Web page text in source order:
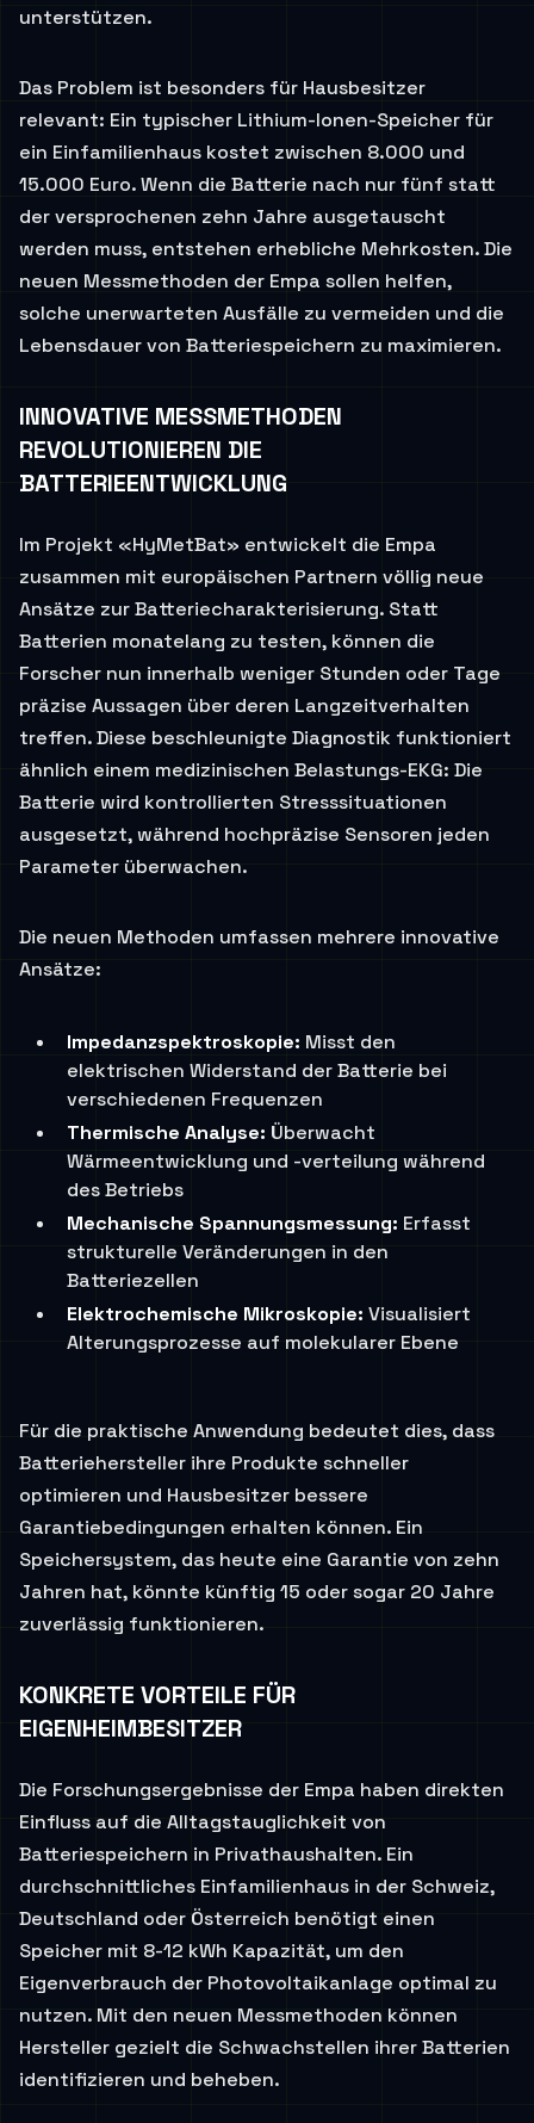
unterstützen.
Das Problem ist besonders für Hausbesitzer
relevant: Ein typischer Lithium-Ionen-Speicher für
ein Einfamilienhaus kostet zwischen 8.000 und
15.000 Euro. Wenn die Batterie nach nur fünf statt
der versprochenen zehn Jahre ausgetauscht
werden muss, entstehen erhebliche Mehrkosten. Die
neuen Messmethoden der Empa sollen helfen,
solche unerwarteten Ausfälle zu vermeiden und die
Lebensdauer von Batteriespeichern zu maximieren.
INNOVATIVE MESSMETHODEN
REVOLUTIONIEREN DIE
BATTERIEENTWICKLUNG
Im Projekt «HyMetBat» entwickelt die Empa
zusammen mit europäischen Partnern völlig neue
Ansätze zur Batteriecharakterisierung. Statt
Batterien monatelang zu testen, können die
Forscher nun innerhalb weniger Stunden oder Tage
präzise Aussagen über deren Langzeitverhalten
treffen. Diese beschleunigte Diagnostik funktioniert
ähnlich einem medizinischen Belastungs-EKG: Die
Batterie wird kontrollierten Stresssituationen
ausgesetzt, während hochpräzise Sensoren jeden
Parameter überwachen.
Die neuen Methoden umfassen mehrere innovative
Ansätze:
Impedanzspektroskopie: Misst den
elektrischen Widerstand der Batterie bei
verschiedenen Frequenzen
Thermische Analyse: Überwacht
Wärmeentwicklung und -verteilung während
des Betriebs
Mechanische Spannungsmessung: Erfasst
strukturelle Veränderungen in den
Batteriezellen
Elektrochemische Mikroskopie: Visualisiert
Alterungsprozesse auf molekularer Ebene
Für die praktische Anwendung bedeutet dies, dass
Batteriehersteller ihre Produkte schneller
optimieren und Hausbesitzer bessere
Garantiebedingungen erhalten können. Ein
Speichersystem, das heute eine Garantie von zehn
Jahren hat, könnte künftig 15 oder sogar 20 Jahre
zuverlässig funktionieren.
KONKRETE VORTEILE FÜR
EIGENHEIMBESITZER
Die Forschungsergebnisse der Empa haben direkten
Einfluss auf die Alltagstauglichkeit von
Batteriespeichern in Privathaushalten. Ein
durchschnittliches Einfamilienhaus in der Schweiz,
Deutschland oder Österreich benötigt einen
Speicher mit 8-12 kWh Kapazität, um den
Eigenverbrauch der Photovoltaikanlage optimal zu
nutzen. Mit den neuen Messmethoden können
Hersteller gezielt die Schwachstellen ihrer Batterien
identifizieren und beheben.